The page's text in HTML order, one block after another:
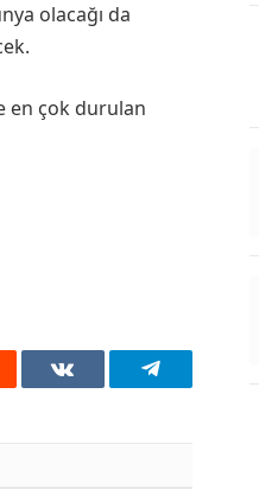
olacağı da
en çok durulan
VKontakteTelegram